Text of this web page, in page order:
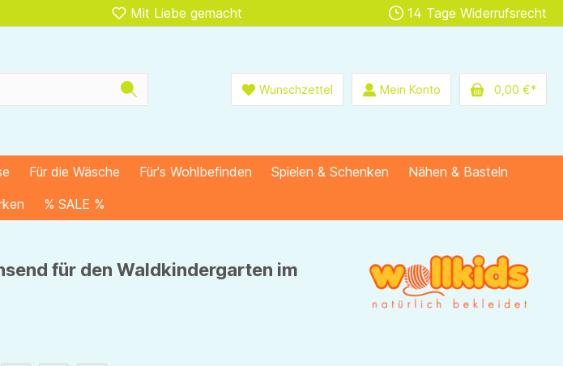
Mit Liebe gemacht 14 Tage Widerrufsrecht
Wunschzettel Mein Konto 0,00 €*
Für die Wäsche Für's Wohlbefinden Spielen & Schenken
Nähen & Basteln
% SALE %
für den Waldkindergarten im